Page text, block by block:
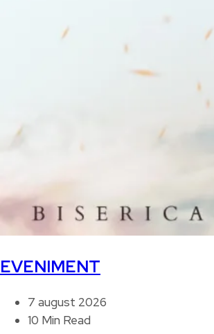
EVENIMENT
7 august 2026
10 Min Read